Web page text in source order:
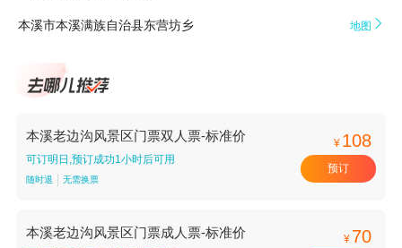
本溪市本溪满族自治县东营坊乡 地图 
本溪老边沟风景区门票双人票-标准价
可订明日,预订成功1小时后可用
随时退 无需换票
¥ 108
预订
本溪老边沟风景区门票成人票-标准价 ¥ 70